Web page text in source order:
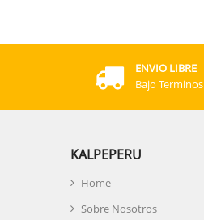
ENVIO LIBRE
Bajo Terminos
KALPEPERU
Home
Sobre Nosotros